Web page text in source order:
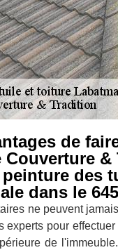
de
Couverture
des
dans le
ne peuvent
experts pour
de